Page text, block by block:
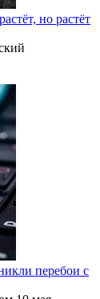
но растёт
перебои с